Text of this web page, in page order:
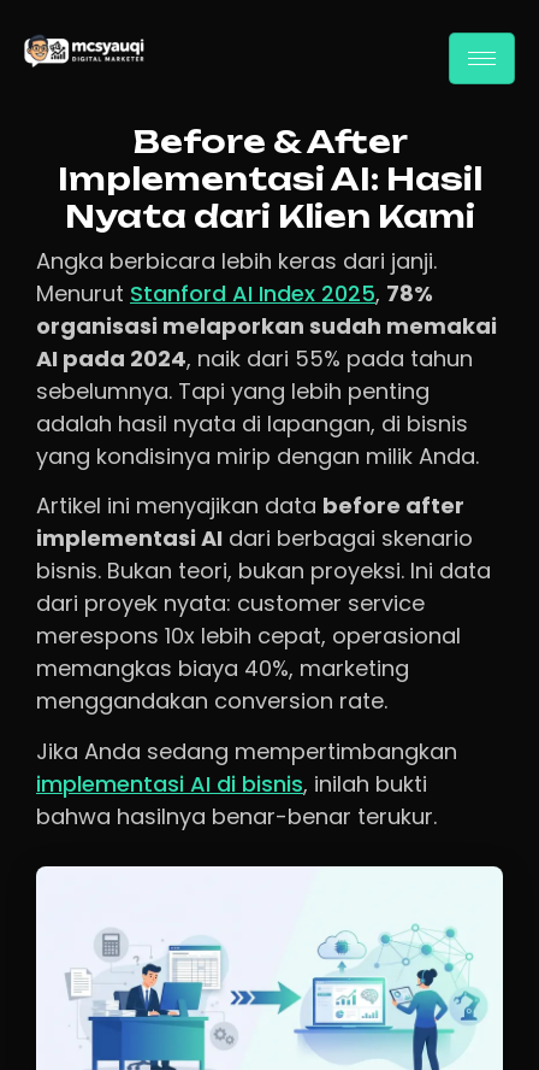
Before & After
Implementasi AI: Hasil
Nyata dari Klien Kami
Angka berbicara lebih keras dari janji.
Menurut Stanford AI Index 2025, 78%
organisasi melaporkan sudah memakai
AI pada 2024, naik dari 55% pada tahun
sebelumnya. Tapi yang lebih penting
adalah hasil nyata di lapangan, di bisnis
yang kondisinya mirip dengan milik Anda.
Artikel ini menyajikan data before after
implementasi AI dari berbagai skenario
bisnis. Bukan teori, bukan proyeksi. Ini data
dari proyek nyata: customer service
merespons 10x lebih cepat, operasional
memangkas biaya 40%, marketing
menggandakan conversion rate.
Jika Anda sedang mempertimbangkan
implementasi AI di bisnis, inilah bukti
bahwa hasilnya benar-benar terukur.